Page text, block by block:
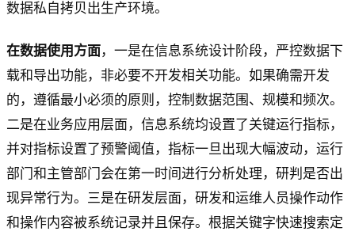
数据私自拷贝出生产环境。
在数据使用方面 ，一是在信息系统设计阶段，严控数据下
载和导出功能，非必要不开发相关功能。如果确需开发
的，遵循最小必须的原则，控制数据范围、规模和频次。
二是在业务应用层面，信息系统均设置了关键运行指标，
并对指标设置了预警阈值，指标一旦出现大幅波动，运行
部门和主管部门会在第一时间进行分析处理，研判是否出
现异常行为。三是在研发层面，研发和运维人员操作动作
和操作内容被系统记录并且保存。根据关键字快速搜索定